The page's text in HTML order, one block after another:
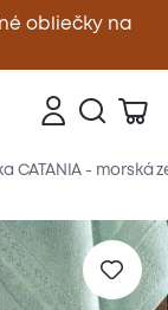
obliečky na
Zavrieť
CATANIA - morská